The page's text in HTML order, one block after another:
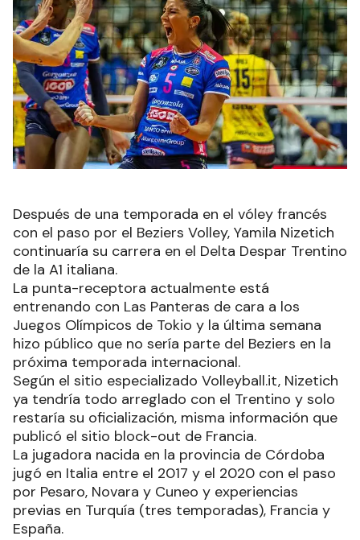
Después de una temporada en el vóley francés
con el paso por el Beziers Volley, Yamila Nizetich
continuaría su carrera en el Delta Despar Trentino
de la A1 italiana.
La punta-receptora actualmente está
entrenando con Las Panteras de cara a los
Juegos Olímpicos de Tokio y la última semana
hizo público que no sería parte del Beziers en la
próxima temporada internacional.
Según el sitio especializado Volleyball.it, Nizetich
ya tendría todo arreglado con el Trentino y solo
restaría su oficialización, misma información que
publicó el sitio block-out de Francia.
La jugadora nacida en la provincia de Córdoba
jugó en Italia entre el 2017 y el 2020 con el paso
por Pesaro, Novara y Cuneo y experiencias
previas en Turquía (tres temporadas), Francia y
España.